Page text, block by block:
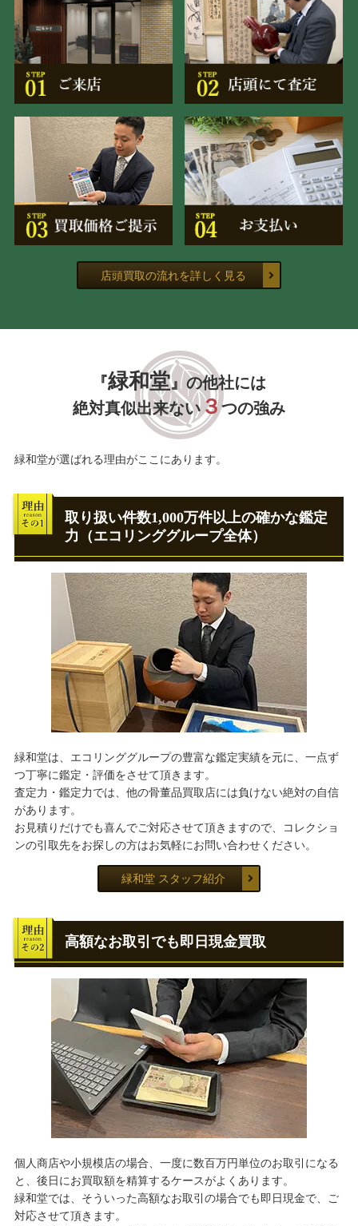
店頭買取の流れを詳しく見る
『緑和堂』の他社には
絶対真似出来ない ３つの強み
緑和堂が選ばれる理由がここにあります。
取り扱い件数1,000万件以上の確かな鑑定
力（エコリンググループ全体）
緑和堂は、エコリンググループの豊富な鑑定実績を元に、一点ず
つ丁寧に鑑定・評価をさせて頂きます。
査定力・鑑定力では、他の骨董品買取店には負けない絶対の自信
があります。
お見積りだけでも喜んでご対応させて頂きますので、コレクショ
ンの引取先をお探しの方はお気軽にお問い合わせください。
緑和堂 スタッフ紹介
高額なお取引でも即日現金買取
個人商店や小規模店の場合、一度に数百万円単位のお取引になる
と、後日にお買取額を精算するケースがよくあります。
緑和堂では、そういった高額なお取引の場合でも即日現金で、ご
対応させて頂きます。